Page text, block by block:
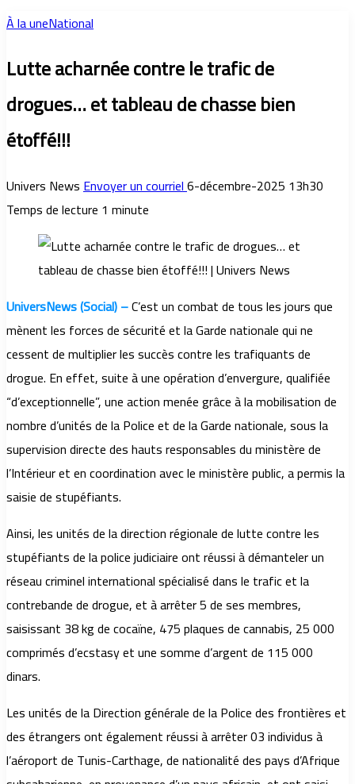
À la uneNational
Lutte acharnée contre le trafic de
drogues… et tableau de chasse bien
étoffé!!!
Univers NewsEnvoyer un courriel6-décembre-2025 13h30
Temps de lecture 1 minute
UniversNews (Social) –C’est un combat de tous les jours que
mènent les forces de sécurité et la Garde nationale qui ne
cessent de multiplier les succès contre les trafiquants de
drogue. En effet, suite à une opération d’envergure, qualifiée
“d’exceptionnelle”, une action menée grâce à la mobilisation de
nombre d’unités de la Police et de la Garde nationale, sous la
supervision directe des hauts responsables du ministère de
l’Intérieur et en coordination avec le ministère public, a permis la
saisie de stupéfiants.
Ainsi, les unités de la direction régionale de lutte contre les
stupéfiants de la police judiciaire ont réussi à démanteler un
réseau criminel international spécialisé dans le trafic et la
contrebande de drogue, et à arrêter 5 de ses membres,
saisissant 38 kg de cocaïne, 475 plaques de cannabis, 25 000
comprimés d’ecstasy et une somme d’argent de 115 000
dinars.
Les unités de la Direction générale de la Police des frontières et
des étrangers ont également réussi à arrêter 03 individus à
l’aéroport de Tunis-Carthage, de nationalité des pays d’Afrique